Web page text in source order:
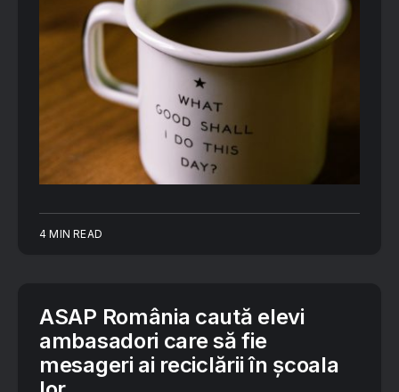
4 MIN READ
ASAP România caută elevi
ambasadori care să fie
mesageri ai reciclării în școala